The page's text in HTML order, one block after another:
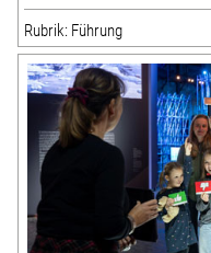
Rubrik: Führung